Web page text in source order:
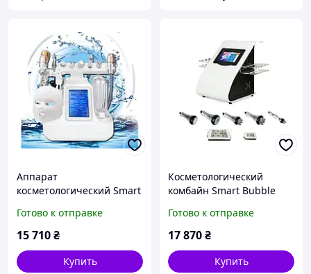
Аппарат
косметологический Smart
Готово к отправке
15 710₴
Купить
Косметологический
комбайн Smart Bubble
RF, вакуум, лазерный
липолиз)
Готово к отправке
17 870₴
Купить